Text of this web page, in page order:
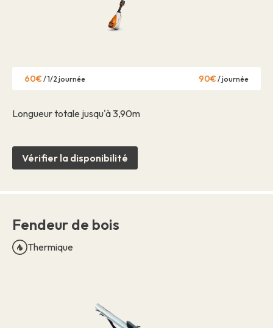
60€ / 1/2 journée 90€ / journée
Longueur totale jusqu'à 3,90m
Vérifier la disponibilité
Fendeur de bois
Thermique